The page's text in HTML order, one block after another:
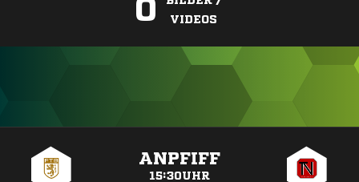
0
VIDEOS
ANPFIFF
15:30UHR